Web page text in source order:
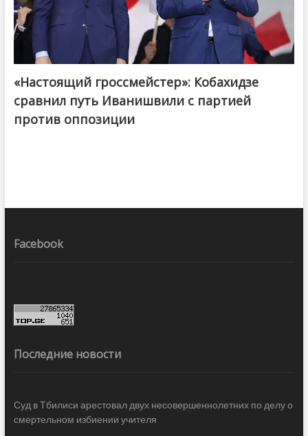
@ქართული ოცნება / Georgian Dream
«Настоящий гроссмейстер»: Кобахидзе
сравнил путь Иванишвили с партией
против оппозиции
Facebook
Последние новости
Суд в Тбилиси арестовал двух несовершеннолетних по делу о
смертельном избиении учителя